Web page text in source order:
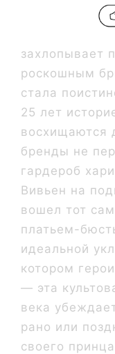
захлопывает
роскошным
стала
25 лет
восхищаются
бренды не
гардероб
Вивьен на
вошел тот
платьем-
идеальной
котором
— эта
века
рано или
своего